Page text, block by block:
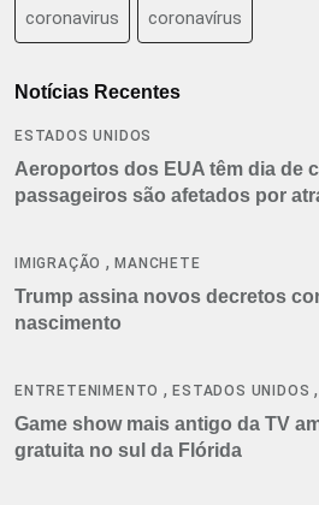
coronavirus coronavírus
Notícias Recentes
ESTADOS UNIDOS
Aeroportos dos EUA têm dia de
passageiros são afetados por
IMIGRAÇÃO ,MANCHETE
Trump assina novos decretos
nascimento
ENTRETENIMENTO ,ESTADOS UNIDOS
Game show mais antigo da TV
gratuita no sul da Flórida